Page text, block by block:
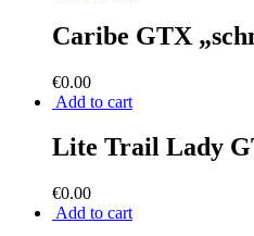
Caribe GTX
€0.00
Add to cart
Lite Trail Lady
€0.00
Add to cart